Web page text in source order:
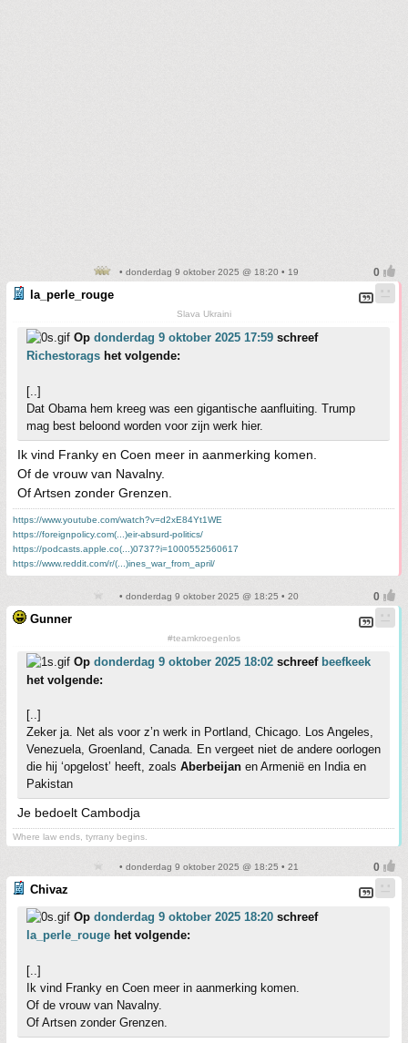
• donderdag 9 oktober 2025 @ 18:20 • 19
la_perle_rouge
Slava Ukraini
Op donderdag 9 oktober 2025 17:59 schreef
Richestorags het volgende:
[..]
Dat Obama hem kreeg was een gigantische aanfluiting. Trump
mag best beloond worden voor zijn werk hier.
Ik vind Franky en Coen meer in aanmerking komen.
Of de vrouw van Navalny.
Of Artsen zonder Grenzen.
https://www.youtube.com/watch?v=d2xE84Yt1WE
https://foreignpolicy.com(...)eir-absurd-politics/
https://podcasts.apple.co(...)0737?i=1000552560617
https://www.reddit.com/r/(...)ines_war_from_april/
• donderdag 9 oktober 2025 @ 18:25 • 20
Gunner
#teamkroegenlos
Op donderdag 9 oktober 2025 18:02 schreef beefkeek
het volgende:
[..]
Zeker ja. Net als voor z’n werk in Portland, Chicago. Los Angeles,
Venezuela, Groenland, Canada. En vergeet niet de andere oorlogen
die hij ‘opgelost’ heeft, zoals Aberbeijan en Armenië en India en
Pakistan
Je bedoelt Cambodja
Where law ends, tyrrany begins.
• donderdag 9 oktober 2025 @ 18:25 • 21
Chivaz
Op donderdag 9 oktober 2025 18:20 schreef
la_perle_rouge het volgende:
[..]
Ik vind Franky en Coen meer in aanmerking komen.
Of de vrouw van Navalny.
Of Artsen zonder Grenzen.